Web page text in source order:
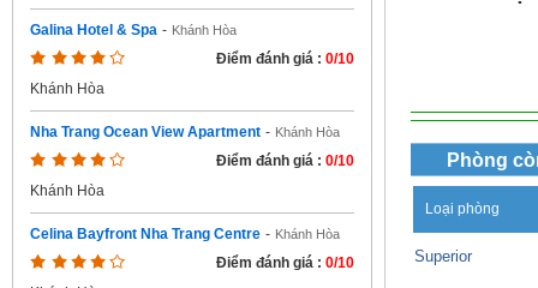
Galina Hotel & Spa - Khánh Hòa
Điểm đánh giá : 0/10
Khánh Hòa
Nha Trang Ocean View Apartment - Khánh Hòa
Điểm đánh giá : 0/10
Khánh Hòa
Celina Bayfront Nha Trang Centre - Khánh Hòa
Điểm đánh giá : 0/10
Phòng
Loại phòng
Superior